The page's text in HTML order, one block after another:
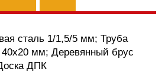
сталь 1/1,5/5 мм; Труба
мм; Деревянный брус
ДПК